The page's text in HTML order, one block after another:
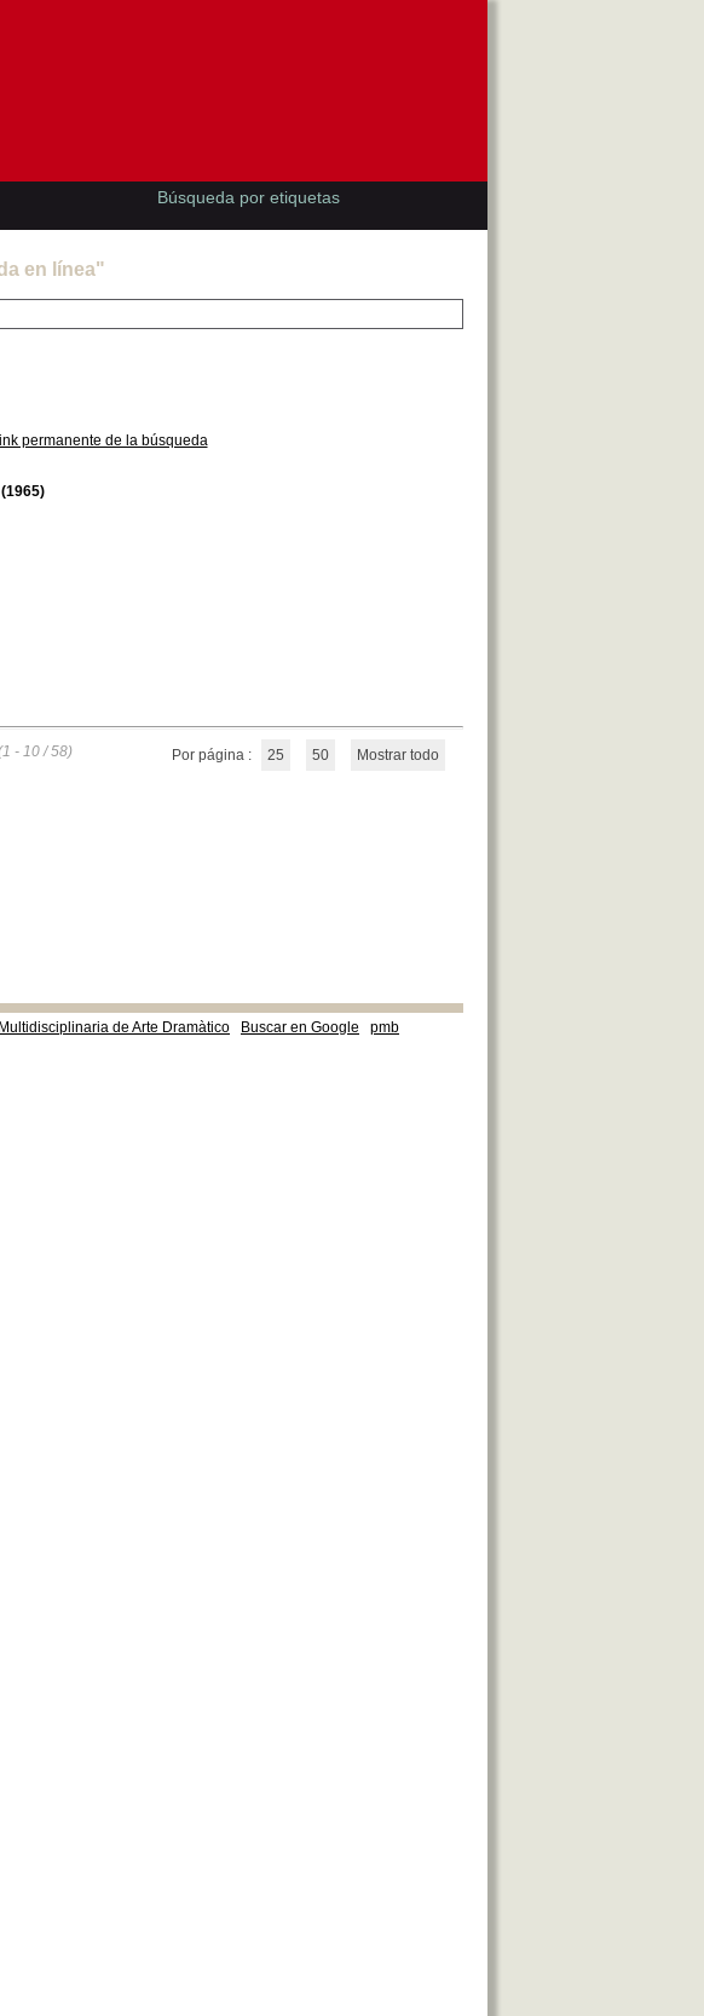
en línea"
permanente de la búsqueda
- 10 / 58) Por página : 25 50 Mostrar todo
de Arte Dramàtico Buscar en Google pmb
Búsqueda por etiquetas